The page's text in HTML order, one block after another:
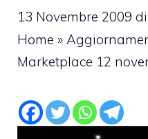
13 Novembre 2009 di
Home »
Marketplace 12